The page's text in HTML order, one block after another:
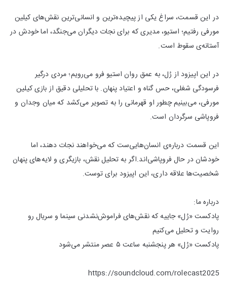
در این قسمت، سراغ یکی از پیچیده‌ترین و انسانی‌ترین نقش‌های کیلین
مورفی رفتیم؛ استیو، مدیری که برای نجات دیگران می‌جنگد، اما خودش در
آستانه‌ی سقوط است.
در این اپیزود از رُل، به عمق روان استیو فرو می‌رویم؛ مردی درگیر
فرسودگی شغلی، حس گناه و اعتیاد پنهان. با تحلیلی دقیق از بازی کیلین
مورفی، می‌بینیم چطور او قهرمانی را به تصویر می‌کشد که میان وجدان و
فروپاشی سرگردان است.
این قسمت درباره‌ی انسان‌هایی‌ست که می‌خواهند نجات دهند، اما
خودشان در حال فروپاشی‌اند.اگر به تحلیل نقش، بازیگری و لایه‌های پنهان
شخصیت‌ها علاقه داری، این اپیزود برای توست.
درباره ما:​
پادکست «رُل» جاییه که نقش‌های فراموش‌نشدنی سینما و سریال رو
روایت و تحلیل می‌کنیم
پادکست «رُل» هر پنجشنبه ساعت ۵ عصر منتشر می‌شود
https://soundcloud.com/rolecast2025​